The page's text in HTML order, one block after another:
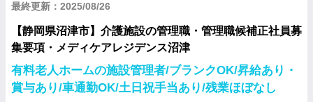
最終更新：2025/08/26
【静岡県沼津市】介護施設の管理職・管理職候補正社員募
集要項・メディケアレジデンス沼津
有料老人ホームの施設管理者/ブランクOK/昇給あり・
賞与あり/車通勤OK/土日祝手当あり/残業ほぼなし